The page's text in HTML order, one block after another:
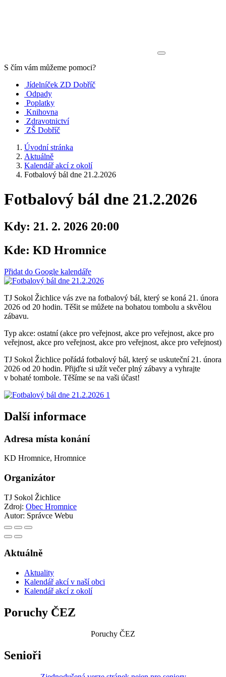
S čím vám můžeme pomoci?
Jídelníček ZD Dobříč
Odpady
Poplatky
Knihovna
Zdravotnictví
ZŠ Dobříč
Úvodní stránka
Aktuálně
Kalendář akcí z okolí
Fotbalový bál dne 21.2.2026
Fotbalový bál dne 21.2.2026
Kdy: 21. 2. 2026 20:00
Kde: KD Hromnice
Přidat do Google kalendáře
TJ Sokol Žichlice vás zve na fotbalový bál, který se koná 21. února
2026 od 20 hodin. Těšit se můžete na bohatou tombolu a skvělou
zábavu.
Typ akce: ostatní (akce pro veřejnost, akce pro veřejnost, akce pro
veřejnost, akce pro veřejnost, akce pro veřejnost, akce pro veřejnost)
TJ Sokol Žichlice pořádá fotbalový bál, který se uskuteční 21. února
2026 od 20 hodin. Přijďte si užít večer plný zábavy a vyhrajte
v bohaté tombole. Těšíme se na vaši účast!
Další informace
Adresa místa konání
KD Hromnice, Hromnice
Organizátor
TJ Sokol Žichlice
Zdroj: Obec Hromnice
Autor: Správce Webu
Aktuálně
Aktuality
Kalendář akcí v naší obci
Kalendář akcí z okolí
Poruchy ČEZ
Poruchy ČEZ
Senioři